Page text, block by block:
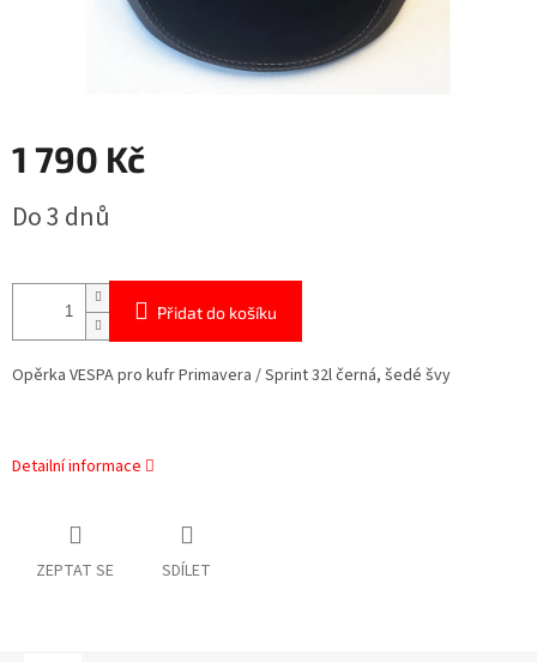
1 790 Kč
cena:
Do 3 dnů
Přidat do košíku
Opěrka VESPA pro kufr Primavera / Sprint 32l černá, šedé švy
Detailní informace
ZEPTAT SE SDÍLET